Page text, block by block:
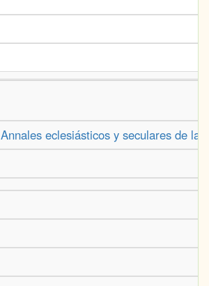
Annales eclesiásticos y seculares de